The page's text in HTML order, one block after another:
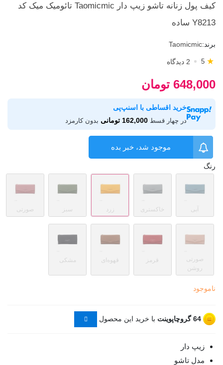
کیف پول زنانه تاشو زیپ دار Taomicmic تائومیک میک کد
Y8213 ساده
برند:Taomicmic
5 ★ 2 دیدگاه
648,000 تومان
خرید اقساطی با اسنپ‌پی
در چهار قسط 162,000 تومانی بدون کارمزد
موجود شد، خبر بده
رنگ
آبی خاکستری زرد سبز صورتی
صورتی
روشن
قرمز قهوه‌ای مشکی
ناموجود
64گروچاپوینت با خرید این محصول
زیپ دار
مدل تاشو